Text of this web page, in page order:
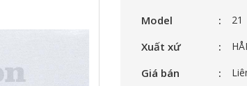
Model 21
Xuất xứ
Giá bán